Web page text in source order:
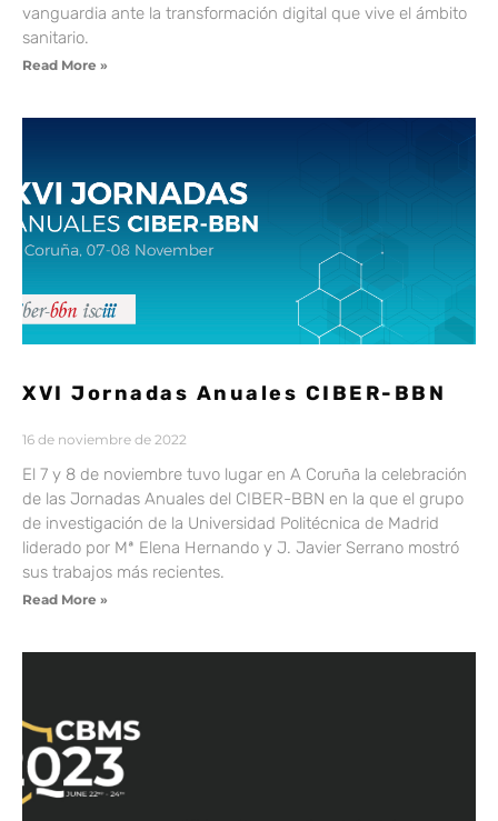
vanguardia ante la transformación digital que vive el ámbito
sanitario.
Read More »
XVI Jornadas Anuales CIBER-BBN
16 de noviembre de 2022
El 7 y 8 de noviembre tuvo lugar en A Coruña la celebración
de las Jornadas Anuales del CIBER-BBN en la que el grupo
de investigación de la Universidad Politécnica de Madrid
liderado por Mª Elena Hernando y J. Javier Serrano mostró
sus trabajos más recientes.
Read More »